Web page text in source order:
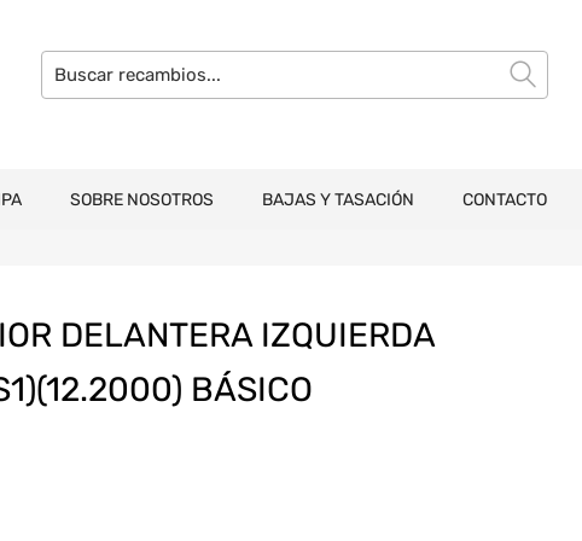
SOBRE NOSOTROS BAJAS Y TASACIÓN CONTACTO
DELANTERA IZQUIERDA
BÁSICO